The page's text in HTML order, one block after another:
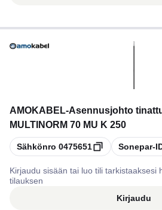
AMOKABEL-Asennusjohto
MULTINORM 70 MU K 250
Kopioi
Sähkönro 0475651 Kopioi
Sonepar-
Kirjaudu sisään tai luo tili tarkistaaksesi
tilauksen
Kirjaudu